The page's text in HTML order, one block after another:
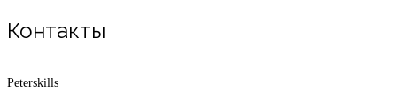
Контакты
Peterskills